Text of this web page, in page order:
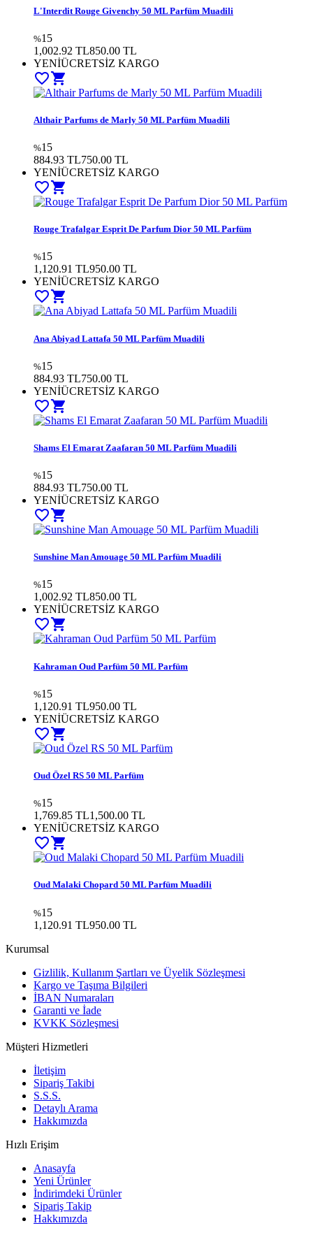
L'Interdit Rouge Givenchy 50 ML Parfüm Muadili
%15
1,002.92 TL850.00 TL
YENİÜCRETSİZ KARGO
favorite_bordershopping_cart
Althair Parfums de Marly 50 ML Parfüm Muadili
%15
884.93 TL750.00 TL
YENİÜCRETSİZ KARGO
favorite_bordershopping_cart
Rouge Trafalgar Esprit De Parfum Dior 50 ML Parfüm
%15
1,120.91 TL950.00 TL
YENİÜCRETSİZ KARGO
favorite_border shopping_cart
Ana Abiyad Lattafa 50 ML Parfüm Muadili
%15
884.93 TL750.00 TL
YENİÜCRETSİZ KARGO
favorite_bordershopping_cart
Shams El Emarat Zaafaran 50 ML Parfüm Muadili
%15
884.93 TL750.00 TL
YENİÜCRETSİZ KARGO
favorite_bordershopping_cart
Sunshine Man Amouage 50 ML Parfüm Muadili
%15
1,002.92 TL850.00 TL
YENİÜCRETSİZ KARGO
favorite_border shopping_cart
Kahraman Oud Parfüm 50 ML Parfüm
%15
1,120.91 TL950.00 TL
YENİÜCRETSİZ KARGO
favorite_bordershopping_cart
Oud Özel RS 50 ML Parfüm
%15
1,769.85 TL1,500.00 TL
YENİÜCRETSİZ KARGO
favorite_bordershopping_cart
Oud Malaki Chopard 50 ML Parfüm Muadili
%15
1,120.91 TL950.00 TL
Kurumsal
Gizlilik, Kullanım Şartları ve Üyelik Sözleşmesi
Kargo ve Taşıma Bilgileri
İBAN Numaraları
Garanti ve İade
KVKK Sözleşmesi
Müşteri Hizmetleri
İletişim
Sipariş Takibi
S.S.S.
Detaylı Arama
Hakkımızda
Hızlı Erişim
Anasayfa
Yeni Ürünler
İndirimdeki Ürünler
Sipariş Takip
Hakkımızda